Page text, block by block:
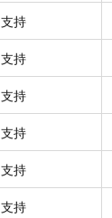
支持
支持
支持
支持
支持
支持